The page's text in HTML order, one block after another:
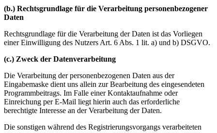
(b.) Rechtsgrundlage für die Verarbeitung personenbezogener
Daten
Rechtsgrundlage für die Verarbeitung der Daten ist das Vorliegen
einer Einwilligung des Nutzers Art. 6 Abs. 1 lit. a) und b) DSGVO.
(c.) Zweck der Datenverarbeitung
Die Verarbeitung der personenbezogenen Daten aus der
Eingabemaske dient uns allein zur Bearbeitung des eingesendeten
Programmbeitrags. Im Falle einer Kontaktaufnahme oder
Einreichung per E-Mail liegt hierin auch das erforderliche
berechtigte Interesse an der Verarbeitung der Daten.
Die sonstigen während des Registrierungsvorgangs verarbeiteten